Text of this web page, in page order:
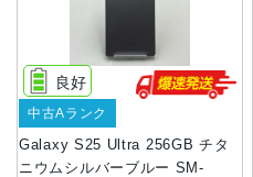
Galaxy S25 Ultra 256GB チタ
ニウムシルバーブルー SM-
良好
中古Aランク